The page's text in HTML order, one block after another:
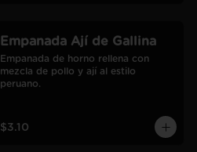
Empanada Ají de Gallina
Empanada de horno rellena con
mezcla de pollo y ají al estilo
peruano.
$3.10